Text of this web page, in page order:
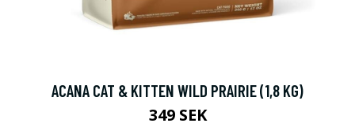
ACANA CAT & KITTEN WILD PRAIRIE (1,8 KG)
349 SEK